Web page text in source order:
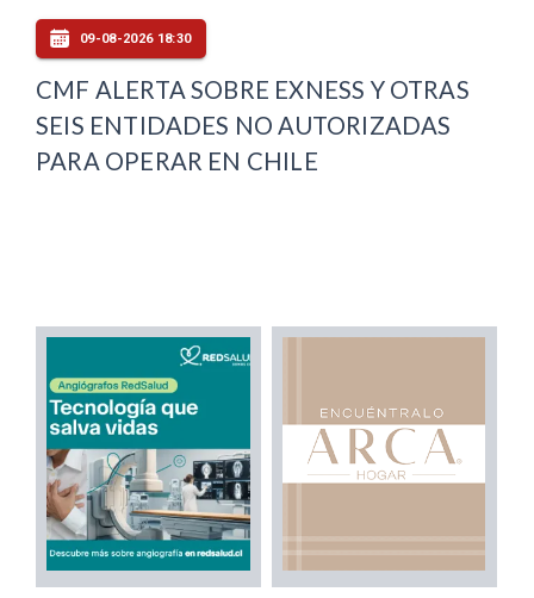
09-08-2026 18:30
CMF ALERTA SOBRE EXNESS Y OTRAS
SEIS ENTIDADES NO AUTORIZADAS
PARA OPERAR EN CHILE